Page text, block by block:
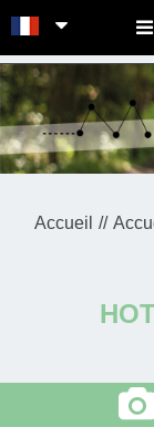
POINTS-NOEUDS
Accueil